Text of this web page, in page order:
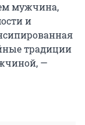
мужчина,
и
традиции
—